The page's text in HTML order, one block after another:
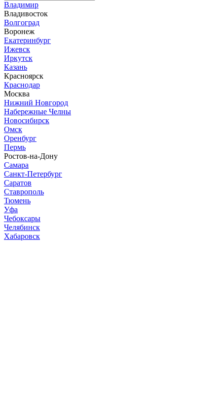
Владимир
Владивосток
Волгоград
Воронеж
Екатеринбург
Ижевск
Иркутск
Казань
Красноярск
Краснодар
Москва
Нижний Новгород
Набережные Челны
Новосибирск
Омск
Оренбург
Пермь
Ростов-на-Дону
Самара
Санкт-Петербург
Саратов
Ставрополь
Тюмень
Уфа
Чебоксары
Челябинск
Хабаровск